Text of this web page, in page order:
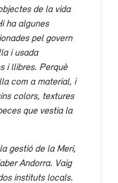
de la vida
ha algunes
pel govern
i usada
i llibres. Perquè
com a material, i
colors, textures
que vestia la
gestió de la Meri,
Andorra. Vaig
instituts locals.